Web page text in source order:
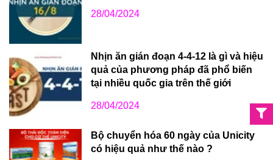
28/04/2024
Nhịn ăn gián đoạn 4-4-12 là gì và hiệu
quả của phương pháp đã phổ biến
tại nhiều quốc gia trên thế giới
28/04/2024
Bộ chuyển hóa 60 ngày của Unicity
có hiệu quả như thế nào ?